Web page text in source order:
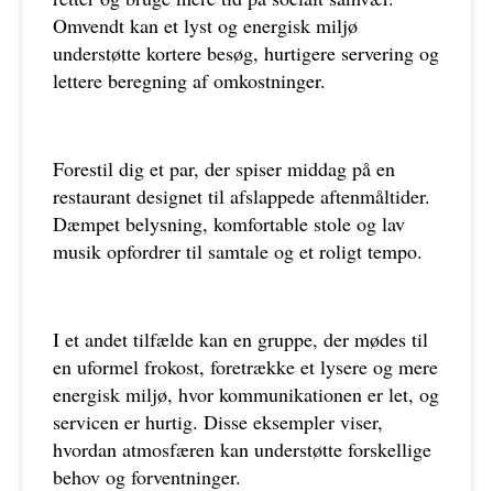
Omvendt kan et lyst og energisk miljø
understøtte kortere besøg, hurtigere servering og
lettere beregning af omkostninger.
Forestil dig et par, der spiser middag på en
restaurant designet til afslappede aftenmåltider.
Dæmpet belysning, komfortable stole og lav
musik opfordrer til samtale og et roligt tempo.
I et andet tilfælde kan en gruppe, der mødes til
en uformel frokost, foretrække et lysere og mere
energisk miljø, hvor kommunikationen er let, og
servicen er hurtig. Disse eksempler viser,
hvordan atmosfæren kan understøtte forskellige
behov og forventninger.